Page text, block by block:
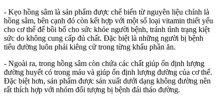
- Kẹo hồng sâm là sản phẩm được chế biến từ nguyên liệu chính là
hồng sâm, bên cạnh đó còn kết hợp với một số loại vitamin thiết yếu
cho cơ thể để bồi bổ cho sức khỏe người bệnh, tránh tình trạng kiệt
sức do không cung cấp đủ chất. Đặc biệt là những người bị bệnh
tiểu đường luôn phải kiêng cử trong từng khẩu phần ăn.
- Ngoài ra, trong hồng sâm còn chứa các chất giúp ổn định lượng
đường huyết có trong máu và giúp ổn định lượng đường của cơ thể.
Đặc biệt hơn, sản phẩm được sản xuất dưới dạng không đường nên
rất thích hợp với nhóm đối tượng bị bệnh đái tháo đường.